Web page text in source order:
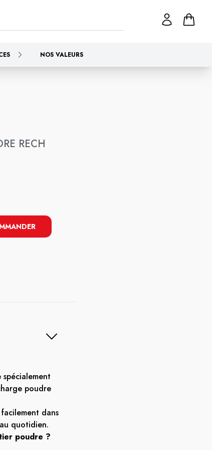
NOS VALEURS
RECH
poudre
dans
quotidien.
poudre ?